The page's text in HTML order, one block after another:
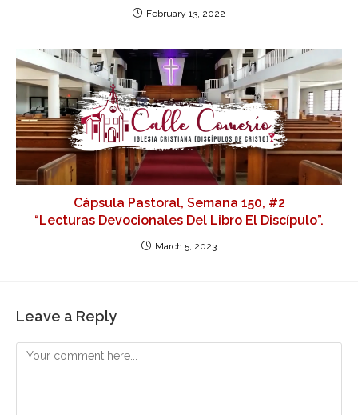
February 13, 2022
Cápsula Pastoral, Semana 150, #2
“Lecturas Devocionales Del Libro El Discípulo”.
March 5, 2023
Leave a Reply